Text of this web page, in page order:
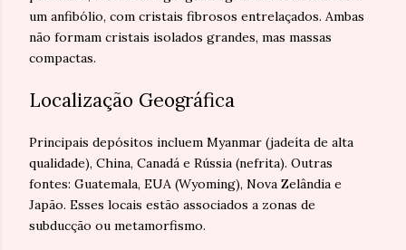
um anfibólio, com cristais fibrosos entrelaçados. Ambas
não formam cristais isolados grandes, mas massas
compactas.
Localização Geográfica
Principais depósitos incluem Myanmar (jadeíta de alta
qualidade), China, Canadá e Rússia (nefrita). Outras
fontes: Guatemala, EUA (Wyoming), Nova Zelândia e
Japão. Esses locais estão associados a zonas de
subducção ou metamorfismo.